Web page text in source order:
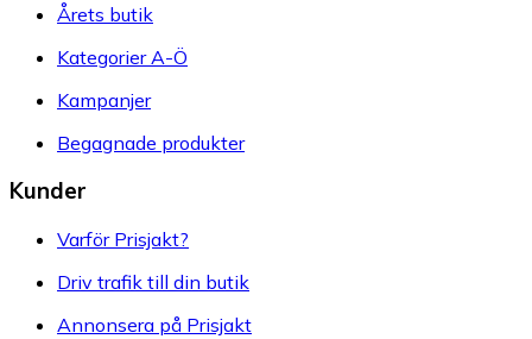
Årets butik
Kategorier A-Ö
Kampanjer
Begagnade produkter
Kunder
Varför Prisjakt?
Driv trafik till din butik
Annonsera på Prisjakt